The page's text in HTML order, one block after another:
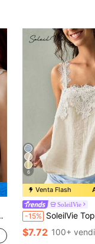
6
Venta Flash
SoleilVie
-15% SoleilVie Top de tirantes elegante para mujer con patchwork de encaje, tela
$7.72 100+